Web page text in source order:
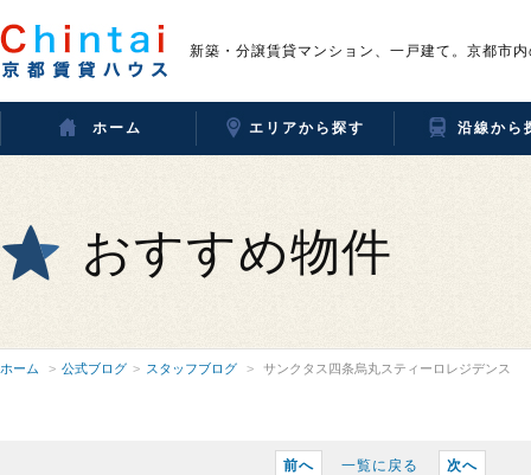
新築・分譲賃貸マンション、一戸建て。京都市
ホーム エリアから探す 沿線から
おすすめ物件
ホーム 公式ブログ スタッフブログ サンクタス四条烏丸スティーロレジデンス
前へ 一覧に戻る 次へ